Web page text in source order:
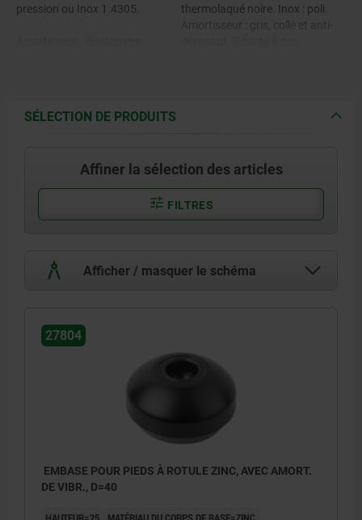
pression ou Inox 1.4305.
thermolaqué noire. Inox : poli.
SÉLECTION DE PRODUITS
Affiner la sélection des articles
FILTRES
Afficher / masquer le schéma
27804
EMBASE POUR PIEDS À ROTULE ZINC, AVEC AMORT.
DE VIBR., D=40